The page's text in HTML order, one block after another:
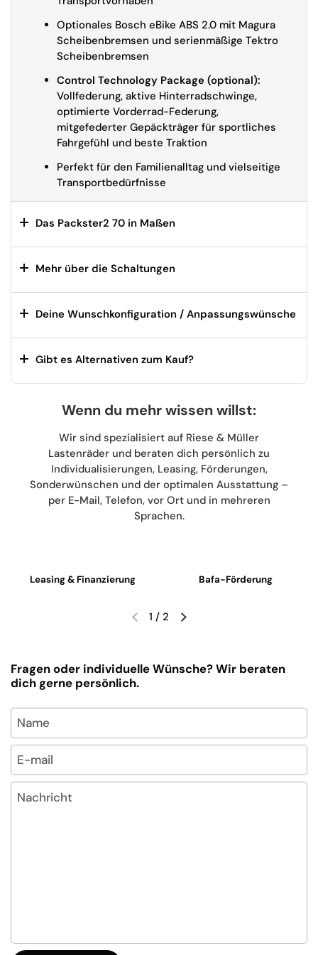
Optionales Bosch eBike ABS 2.0 mit Magura
Scheibenbremsen und serienmäßige Tektro
Scheibenbremsen
Control Technology Package (optional):
Vollfederung, aktive Hinterradschwinge,
optimierte Vorderrad-Federung,
mitgefederter Gepäckträger für sportliches
Fahrgefühl und beste Traktion
Perfekt für den Familienalltag und vielseitige
Transportbedürfnisse
Das Packster2 70 in Maßen
Mehr über die Schaltungen
Deine Wunschkonfiguration / Anpassungswünsche
Gibt es Alternativen zum Kauf?
Wenn du mehr wissen willst:
Wir sind spezialisiert auf Riese & Müller
Lastenräder und beraten dich persönlich zu
Individualisierungen, Leasing, Förderungen,
Sonderwünschen und der optimalen Ausstattung –
per E-Mail, Telefon, vor Ort und in mehreren
Sprachen.
Leasing & Finanzierung Bafa-Förderung
Vorherige FolieNächste Folie
1 / 2
Fragen oder individuelle Wünsche? Wir beraten
dich gerne persönlich.
Name
E-mail *
Nachricht